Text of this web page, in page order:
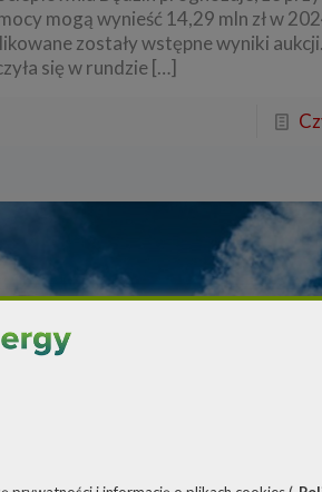
mogą wynieść 14,29 mln zł w
zostały wstępne wyniki
się w rundzie[…]